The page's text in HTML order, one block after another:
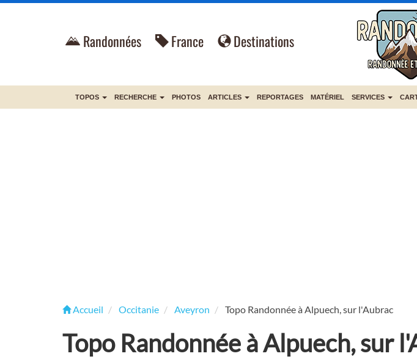
Randonnées France Destinations
TOPOS RECHERCHE PHOTOS ARTICLES REPORTAGES MATÉRIEL SERVICES
Accueil Occitanie Aveyron Topo Randonnée à Alpuech, sur l'Aubrac
Topo Randonnée à Alpuech, sur